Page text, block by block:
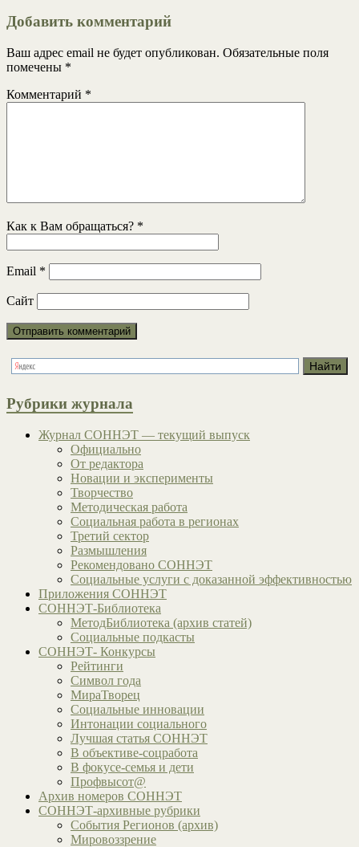
Добавить комментарий
Ваш адрес email не будет опубликован. Обязательные поля
помечены *
Комментарий *
Как к Вам обращаться? *
Email *
Сайт
Рубрики журнала
Журнал СОННЭТ — текущий выпуск
Официально
От редактора
Новации и эксперименты
Творчество
Методическая работа
Социальная работа в регионах
Третий сектор
Размышления
Рекомендовано СОННЭТ
Социальные услуги с доказанной эффективностью
Приложения СОННЭТ
СОННЭТ-Библиотека
МетодБиблиотека (архив статей)
Социальные подкасты
СОННЭТ- Конкурсы
Рейтинги
Символ года
МираТворец
Социальные инновации
Интонации социального
Лучшая статья СОННЭТ
В объективе-соцработа
В фокусе-семья и дети
Профвысот@
Архив номеров СОННЭТ
СОННЭТ-архивные рубрики
События Регионов (архив)
Мировоззрение